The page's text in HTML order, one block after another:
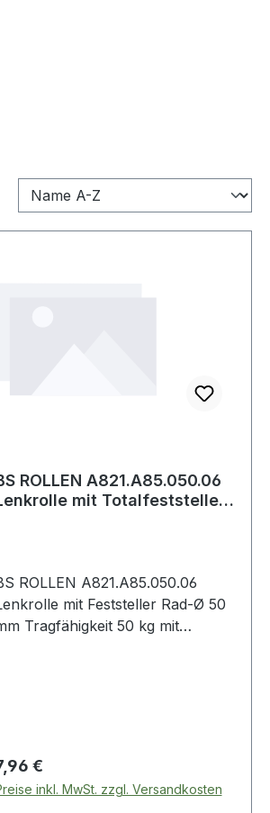
ROLLEN A821.A85.050.06
mit Totalfeststeller
ROLLEN A821.A85.050.06
mit Feststeller Rad-Ø 50
Tragfähigkeit 50 kg mit
· Kugellager ·
Gummirad
· sehr hoher
Preis:
€
inkl. MwSt. zzgl. Versandkosten